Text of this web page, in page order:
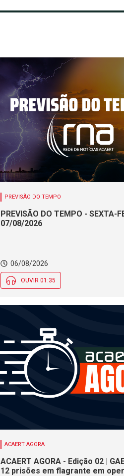
PREVISÃO DO TEMPO
PREVISÃO DO TEMPO - SEXTA-
07/08/2026
06/08/2026
OUVIR 01:35
ACAERT AGORA
ACAERT AGORA - Edição 02 |
12 prisões em flagrante em